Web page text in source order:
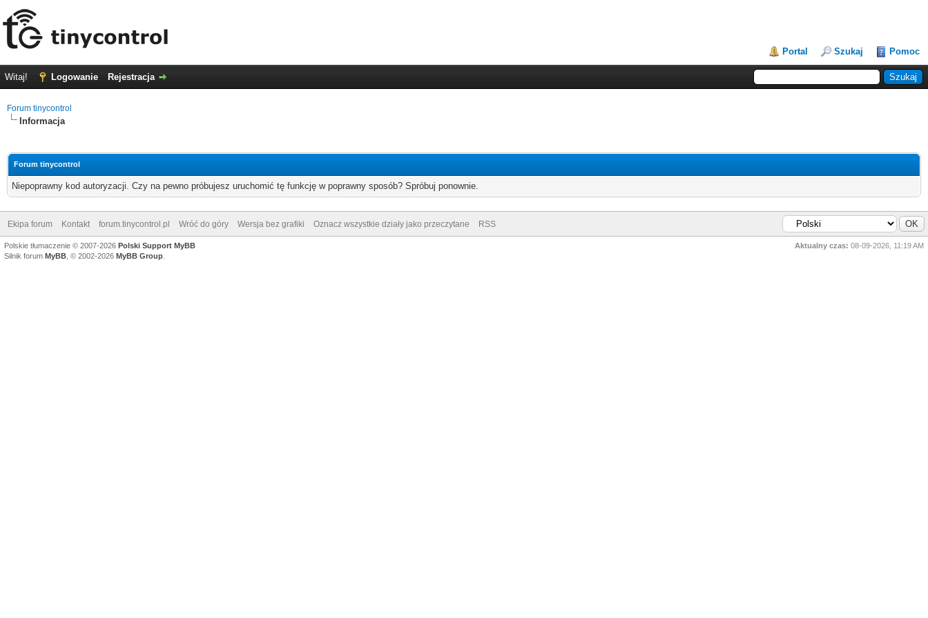
Portal Szukaj Pomoc
Witaj! Logowanie Rejestracja
Forum tinycontrol
Informacja
Forum tinycontrol
Niepoprawny kod autoryzacji. Czy na pewno próbujesz uruchomić tę funkcję w poprawny sposób? Spróbuj ponownie.
Ekipa forum Kontakt forum.tinycontrol.pl Wróć do góry Wersja bez grafiki Oznacz wszystkie działy jako przeczytane RSS
Aktualny czas: 08-09-2026, 11:19 AM
Polskie tłumaczenie © 2007-2026 Polski Support MyBB
Silnik forum MyBB , © 2002-2026 MyBB Group